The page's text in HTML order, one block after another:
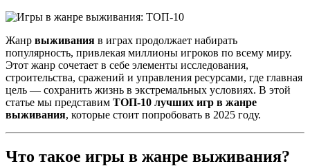
Жанр выживания в играх продолжает набирать
популярность, привлекая миллионы игроков по всему миру.
Этот жанр сочетает в себе элементы исследования,
строительства, сражений и управления ресурсами, где главная
цель — сохранить жизнь в экстремальных условиях. В этой
статье мы представим ТОП-10 лучших игр в жанре
выживания, которые стоит попробовать в 2025 году.
Что такое игры в жанре выживания?